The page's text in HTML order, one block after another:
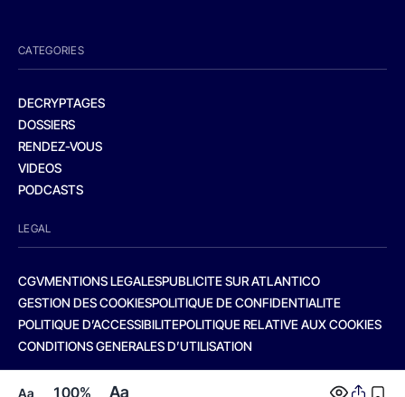
Aa 100% Aa
CATEGORIES
DECRYPTAGES
DOSSIERS
RENDEZ-VOUS
VIDEOS
PODCASTS
LEGAL
CGVMENTIONS LEGALESPUBLICITE SUR ATLANTICO
GESTION DES COOKIESPOLITIQUE DE CONFIDENTIALITE
POLITIQUE D’ACCESSIBILITEPOLITIQUE RELATIVE AUX COOKIES
CONDITIONS GENERALES D’UTILISATION